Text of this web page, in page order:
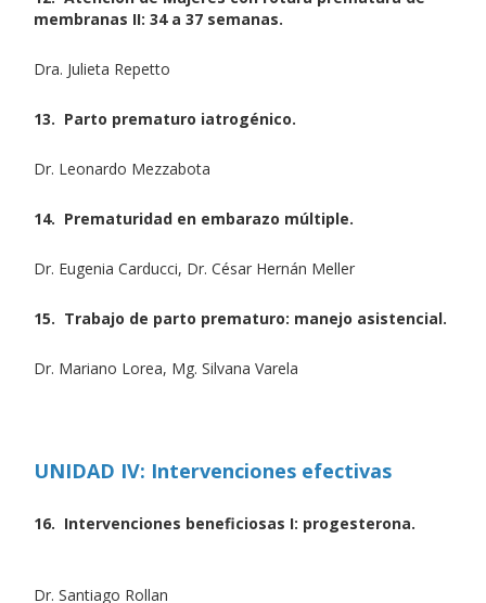
membranas II: 34 a 37 semanas.
Dra. Julieta Repetto
13. Parto prematuro iatrogénico.
Dr. Leonardo Mezzabota
14. Prematuridad en embarazo múltiple.
Dr. Eugenia Carducci, Dr. César Hernán Meller
15. Trabajo de parto prematuro: manejo asistencial.
Dr. Mariano Lorea, Mg. Silvana Varela
UNIDAD IV: Intervenciones efectivas
16. Intervenciones beneficiosas I: progesterona.
Dr. Santiago Rollan